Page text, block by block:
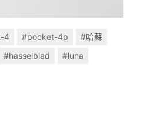
4 #pocket-4p
#哈蘇
#hasselblad #luna